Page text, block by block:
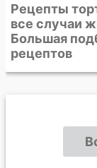
Шоколадно-
малиновый